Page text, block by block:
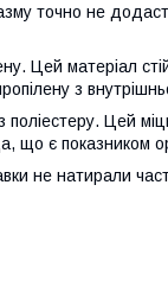
точно не
Цей матеріал
з
Цей
що є показником
не натирали